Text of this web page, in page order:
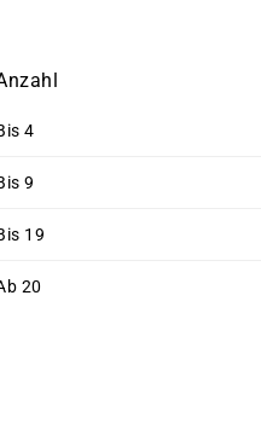
4
9
19
20